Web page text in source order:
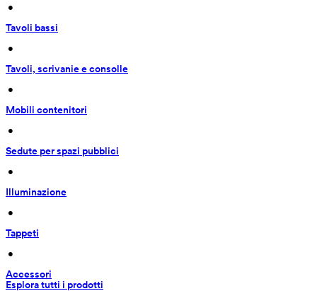
•
Tavoli bassi
•
Tavoli, scrivanie e consolle
•
Mobili contenitori
•
Sedute per spazi pubblici
•
Illuminazione
•
Tappeti
•
Accessori
Esplora tutti i prodotti